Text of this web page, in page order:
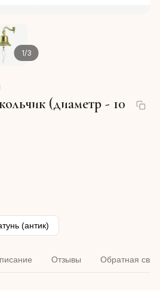
1/3
(диаметр - 10
(антик)
Отзывы Обратная